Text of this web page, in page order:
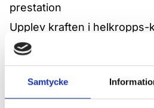
Samtycke
prestation
Upplev kraften i helkropps-
e°CABIN™ – en avancerad
som vill accelerera
Under en kort session